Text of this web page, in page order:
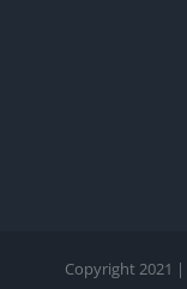
Copyright 2021 |